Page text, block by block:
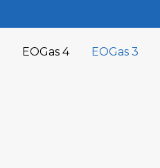
EOGas 4 EOGas 3